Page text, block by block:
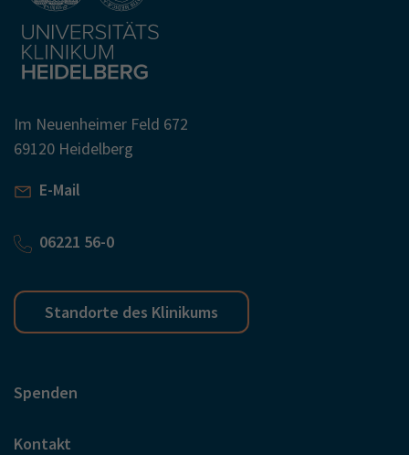
Im Neuenheimer Feld 672
69120 Heidelberg
E-Mail
06221 56-0
Standorte des Klinikums
Spenden
Kontakt